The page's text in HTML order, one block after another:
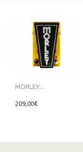
MORLEY...
209,00€